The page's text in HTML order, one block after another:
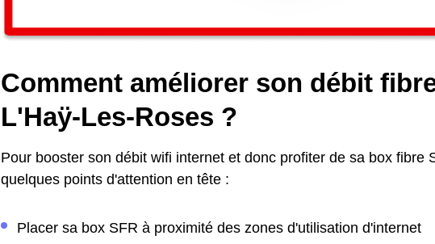
Comment améliorer son débit
L'Haÿ-Les-Roses ?
Pour booster son débit wifi internet et donc profiter de sa box fibre
quelques points d'attention en tête :
Placer sa box SFR à proximité des zones d'utilisation d'internet